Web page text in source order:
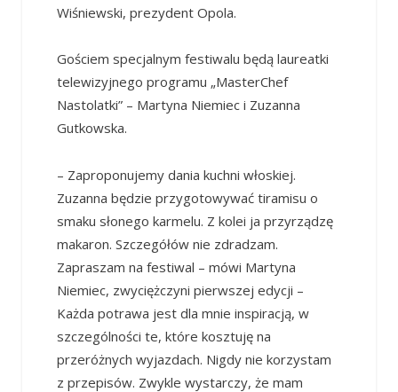
Wiśniewski, prezydent Opola.
Gościem specjalnym festiwalu będą laureatki
telewizyjnego programu „MasterChef
Nastolatki” – Martyna Niemiec i Zuzanna
Gutkowska.
– Zaproponujemy dania kuchni włoskiej.
Zuzanna będzie przygotowywać tiramisu o
smaku słonego karmelu. Z kolei ja przyrządzę
makaron. Szczegółów nie zdradzam.
Zapraszam na festiwal – mówi Martyna
Niemiec, zwyciężczyni pierwszej edycji –
Każda potrawa jest dla mnie inspiracją, w
szczególności te, które kosztuję na
przeróżnych wyjazdach. Nigdy nie korzystam
z przepisów. Zwykle wystarczy, że mam